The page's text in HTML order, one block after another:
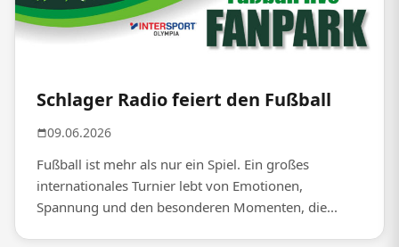
Schlager Radio feiert den Fußball
09.06.2026
Fußball ist mehr als nur ein Spiel. Ein großes
internationales Turnier lebt von Emotionen,
Spannung und den besonderen Momenten, die...